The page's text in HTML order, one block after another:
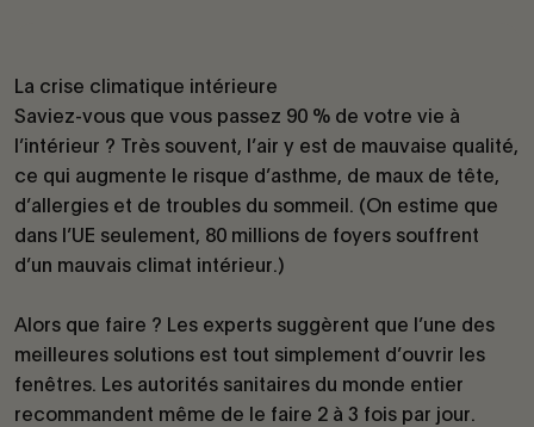
La crise climatique intérieure
Saviez-vous que vous passez 90 % de votre vie à
l’intérieur ? Très souvent, l’air y est de mauvaise qualité,
ce qui augmente le risque d’asthme, de maux de tête,
d’allergies et de troubles du sommeil. (On estime que
dans l’UE seulement, 80 millions de foyers souffrent
d’un mauvais climat intérieur.)
Alors que faire ? Les experts suggèrent que l’une des
meilleures solutions est tout simplement d’ouvrir les
fenêtres. Les autorités sanitaires du monde entier
recommandent même de le faire 2 à 3 fois par jour.